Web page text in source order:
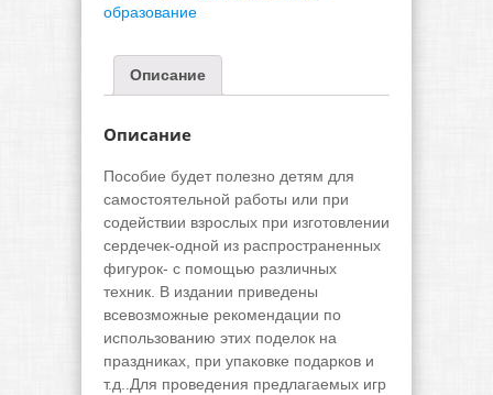
образование
Описание
Описание
Пособие будет полезно детям для
самостоятельной работы или при
содействии взрослых при изготовлении
сердечек-одной из распространенных
фигурок- с помощью различных
техник. В издании приведены
всевозможные рекомендации по
использованию этих поделок на
праздниках, при упаковке подарков и
т.д..Для проведения предлагаемых игр